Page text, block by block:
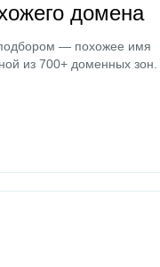
домена
— похожее имя
из 700+ доменных зон.